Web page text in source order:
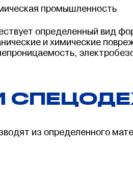
промышленность
определенный вид
и химические
из определенного